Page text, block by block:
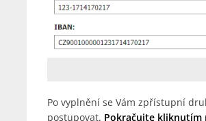
Po vyplnění se Vám zpřístupní
postupovat. Pokračujte kliknutím